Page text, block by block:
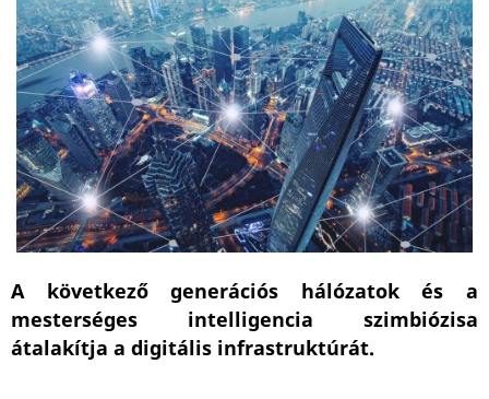
A következő generációs hálózatok és a
mesterséges intelligencia szimbiózisa
átalakítja a digitális infrastruktúrát.